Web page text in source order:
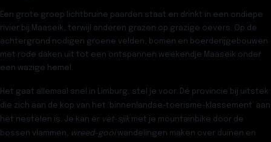
Een grote groep lichtbruine paarden staat en drinkt in een ondiepe
rivier bij Maaseik, terwijl anderen grazen op grazige oevers. Op de
achtergrond nodigen groene velden, bomen en boerderijgebouwen
met rode daken uit tot een ontspannen weekendje Maaseik onder
een wazige hemel.
Het gaat allemaal snel in Limburg, stel je voor. Dé provincie bij uitstek
die zich aan de kop van het ‘binnenlandse-toerisme-klassement’ aan
het nestelen is. Je kan er vet-sjik met je mountainbike door de
bossen vlammen,
wreed-gooiwandelingen maken over duinen en